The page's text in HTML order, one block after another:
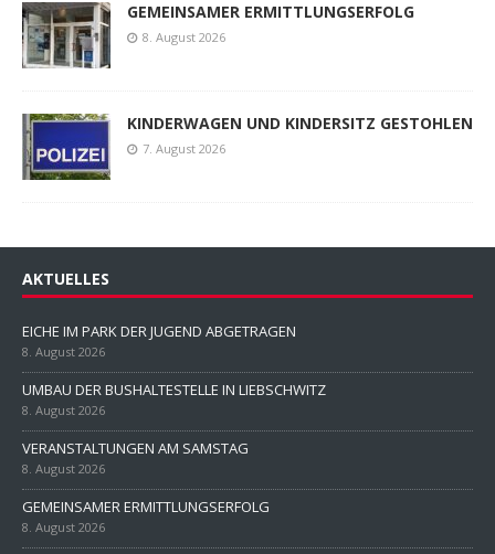
GEMEINSAMER ERMITTLUNGSERFOLG
8. August 2026
KINDERWAGEN UND KINDERSITZ GESTOHLEN
7. August 2026
AKTUELLES
EICHE IM PARK DER JUGEND ABGETRAGEN
8. August 2026
UMBAU DER BUSHALTESTELLE IN LIEBSCHWITZ
8. August 2026
VERANSTALTUNGEN AM SAMSTAG
8. August 2026
GEMEINSAMER ERMITTLUNGSERFOLG
8. August 2026